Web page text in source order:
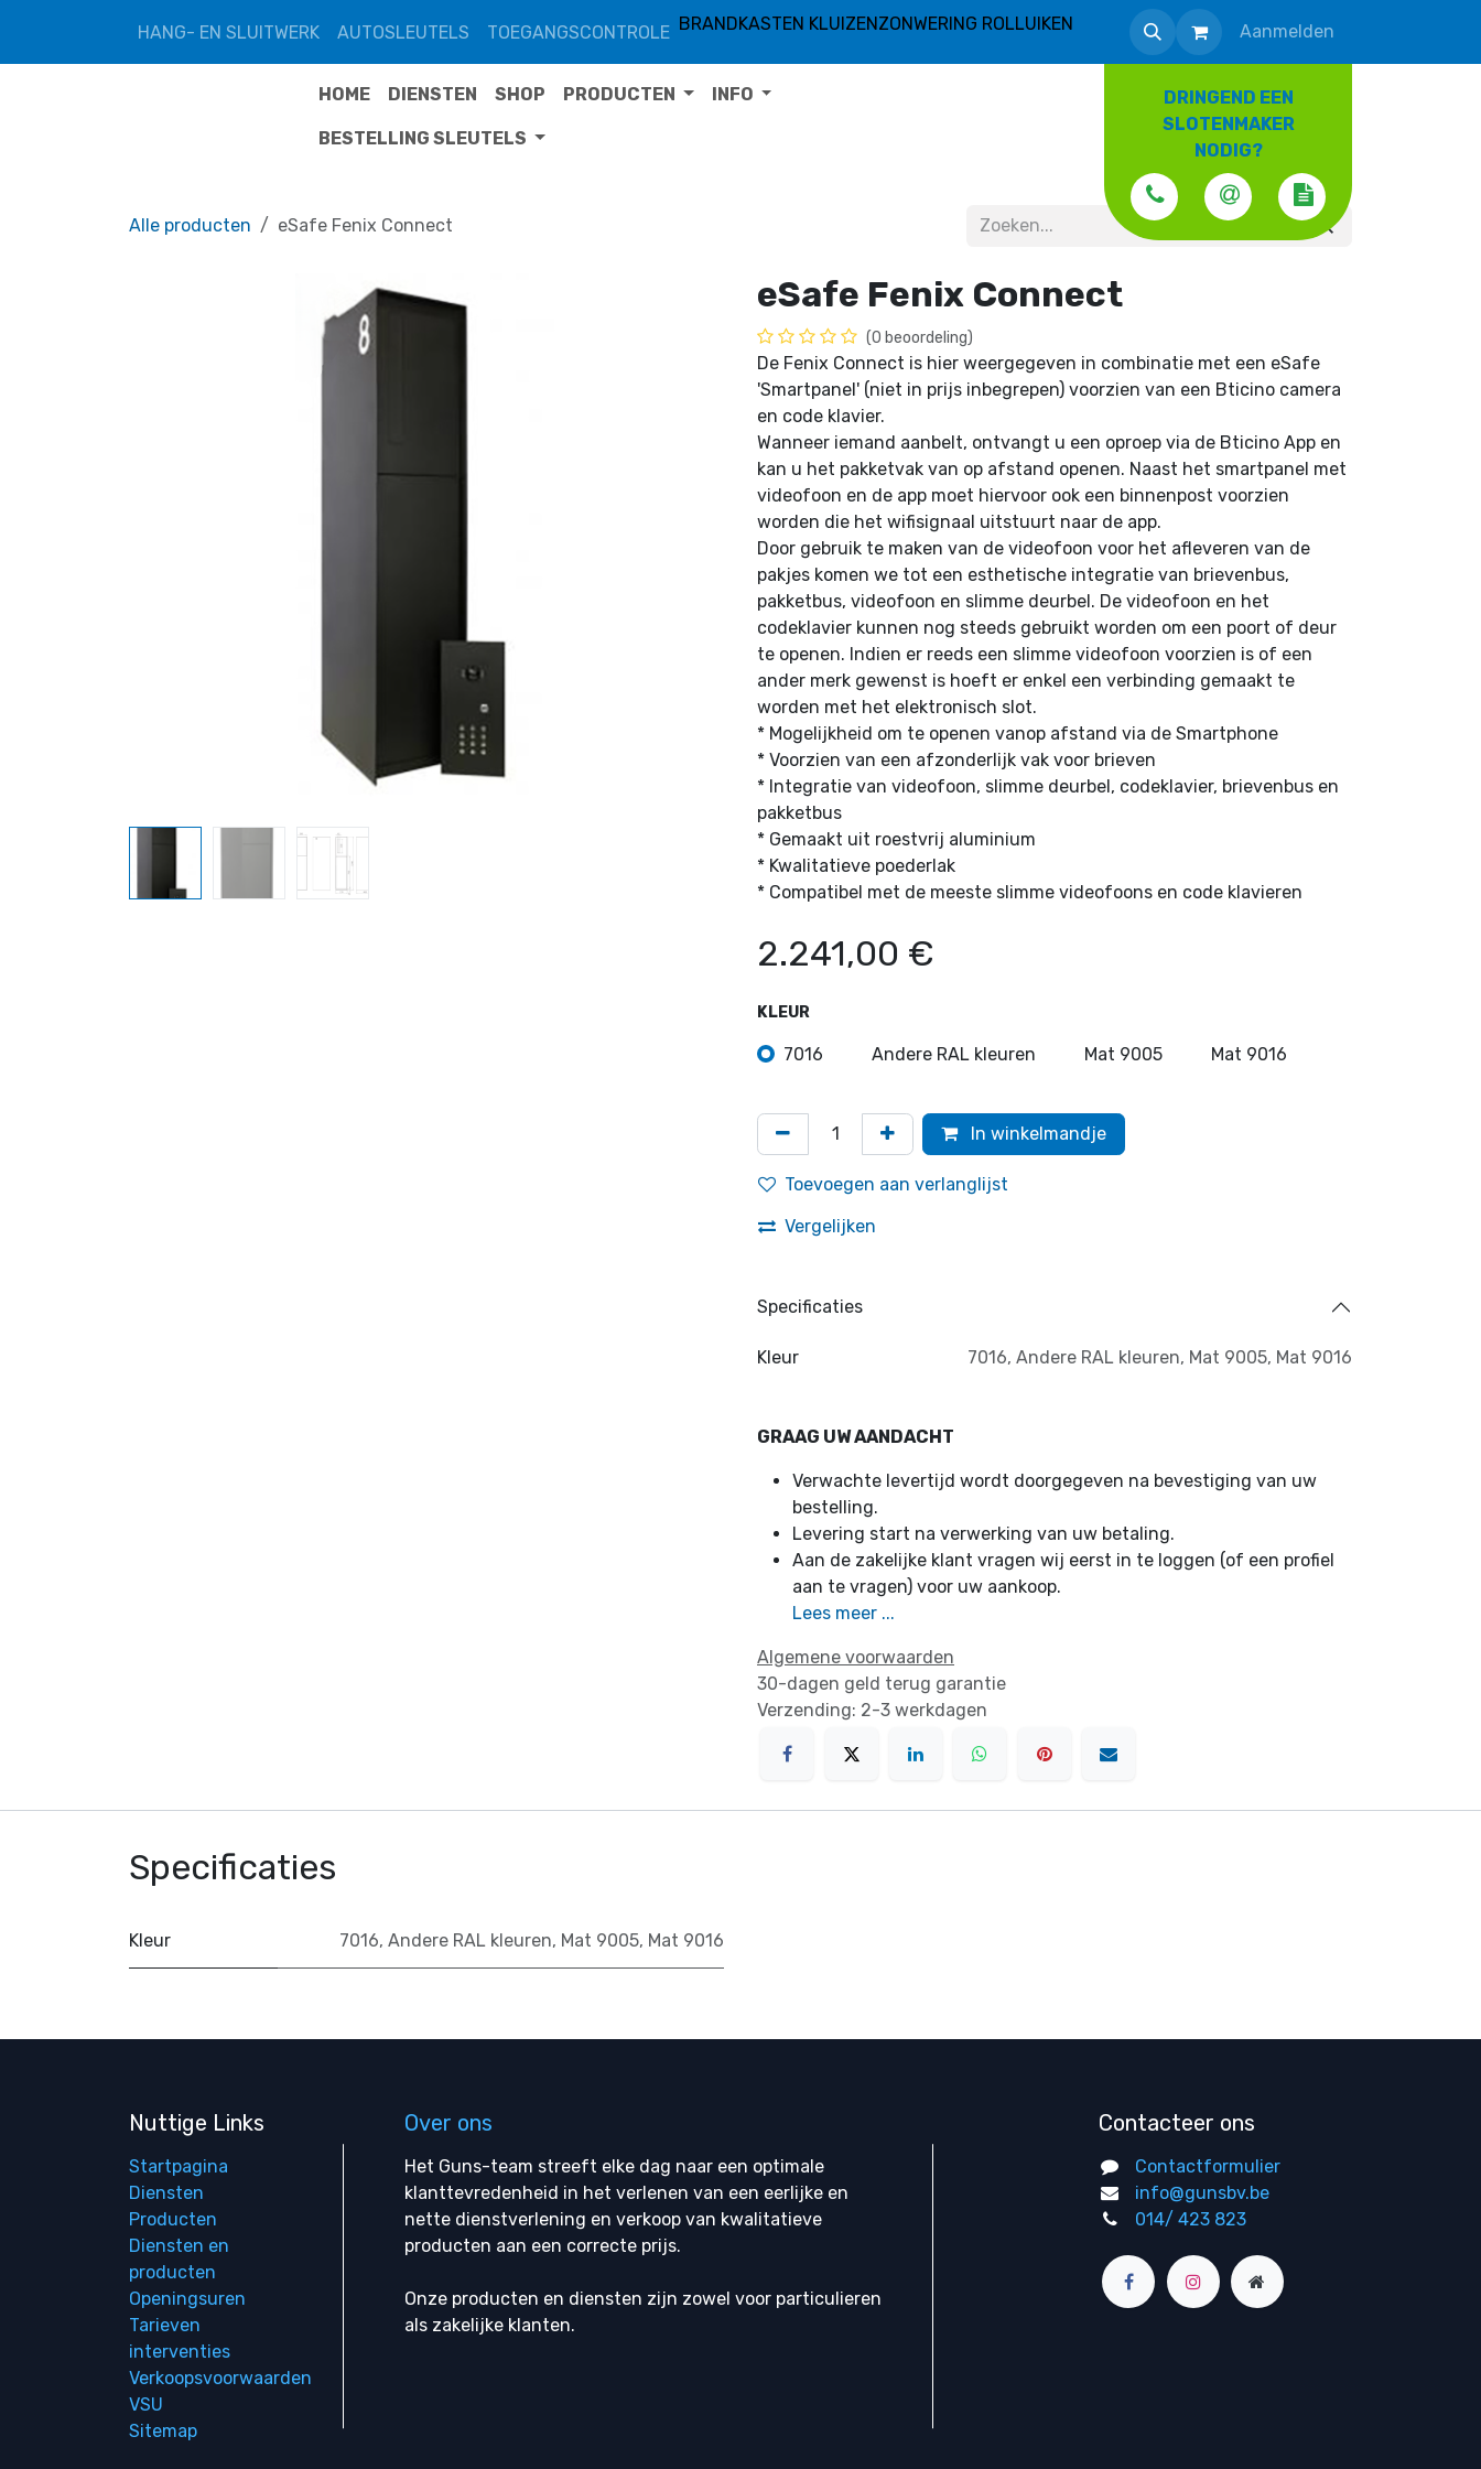
HANG- EN SLUITWERK
AUTOSLEUTELS TOEGANGSCONTROLE BRANDKASTEN KLUIZENZONWERING ROLLUIKEN Aanmelden
DRINGEND EEN
SLOTENMAKER
NODIG?
HOME DIENSTEN SHOP PRODUCTEN INFO
BESTELLING SLEUTELS
Alle producten eSafe Fenix Connect
eSafe Fenix Connect
(0 beoordeling)
De Fenix Connect is hier weergegeven in combinatie met een eSafe
'Smartpanel' (niet in prijs inbegrepen) voorzien van een Bticino camera
en code klavier.
Wanneer iemand aanbelt, ontvangt u een oproep via de Bticino App en
kan u het pakketvak van op afstand openen. Naast het smartpanel met
videofoon en de app moet hiervoor ook een binnenpost voorzien
worden die het wifisignaal uitstuurt naar de app.
Door gebruik te maken van de videofoon voor het afleveren van de
pakjes komen we tot een esthetische integratie van brievenbus,
pakketbus, videofoon en slimme deurbel. De videofoon en het
codeklavier kunnen nog steeds gebruikt worden om een poort of deur
te openen. Indien er reeds een slimme videofoon voorzien is of een
ander merk gewenst is hoeft er enkel een verbinding gemaakt te
worden met het elektronisch slot.
* Mogelijkheid om te openen vanop afstand via de Smartphone
* Voorzien van een afzonderlijk vak voor brieven
* Integratie van videofoon, slimme deurbel, codeklavier, brievenbus en
pakketbus
* Gemaakt uit roestvrij aluminium
* Kwalitatieve poederlak
* Compatibel met de meeste slimme videofoons en code klavieren
2.241,00 €
KLEUR
7016 Andere RAL kleuren Mat 9005 Mat 9016
In winkelmandje
Toevoegen aan verlanglijst
Vergelijken
Specificaties
Kleur 7016, Andere RAL kleuren, Mat 9005, Mat 9016
GRAAG UW AANDACHT
Verwachte levertijd wordt doorgegeven na bevestiging van uw
bestelling.
Levering start na verwerking van uw betaling.
Aan de zakelijke klant vragen wij eerst in te loggen (of een profiel
aan te vragen) voor uw aankoop.
Lees meer ...
Algemene voorwaarden
30-dagen geld terug garantie
Verzending: 2-3 werkdagen
Specificaties
Kleur 7016, Andere RAL kleuren, Mat 9005, Mat 9016
Nuttige Links
Startpagina
Diensten
Producten
Diensten en
producten
Openingsuren
Tarieven
interventies
Verkoopsvoorwaarden
VSU
Sitemap
Over ons
Het Guns-team streeft elke dag naar een optimale
klanttevredenheid in het verlenen van een eerlijke en
nette dienstverlening en verkoop van kwalitatieve
producten aan een correcte prijs.
Onze producten en diensten zijn zowel voor particulieren
als zakelijke klanten.
Contacteer ons
Contactformulier
info@gunsbv.be
014/ 423 823